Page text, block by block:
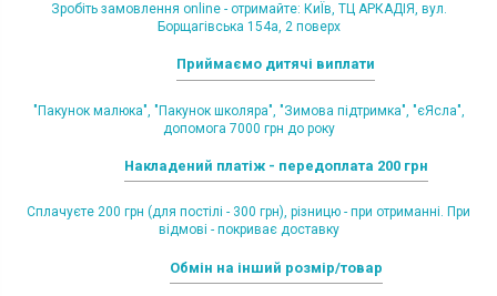
Зробіть замовлення online - отримайте: КиЇв, ТЦ АРКАДІЯ, вул.
Борщагівська 154а, 2 поверх
Приймаємо дитячі виплати
"Пакунок малюка", "Пакунок школяра", "Зимова підтримка", "єЯсла",
допомога 7000 грн до року
Накладений платіж - передоплата 200 грн
Сплачуєте 200 грн (для постілі - 300 грн), різницю - при отриманні. При
відмові - покриває доставку
Обмін на інший розмір/товар